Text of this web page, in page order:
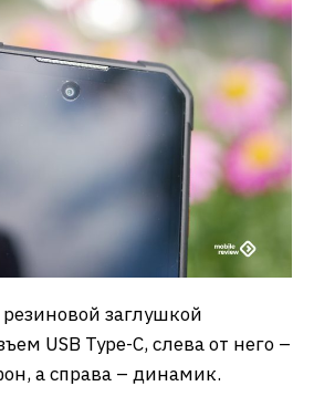
заглушкой
USB Type-C, слева от него –
а справа – динамик.